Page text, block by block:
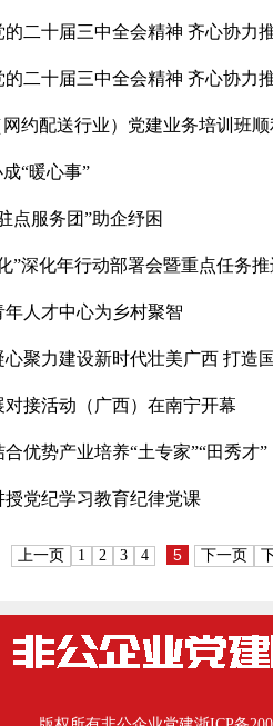
二十届三中全会精神 齐心协力
二十届三中全会精神 齐心协力
网约配送行业）党建业务培训班
“暖心事”
点服务团”助企纾困
”深化年行动部署会暨重点任务
人才中心为乡村聚智
心聚力建设新时代壮美广西 打造
对接活动（广西）在南宁开幕
优势产业培养“土专家”“田秀才”
党纪学习教育纪律党课
上一页 1 2 3 4 5 下一页